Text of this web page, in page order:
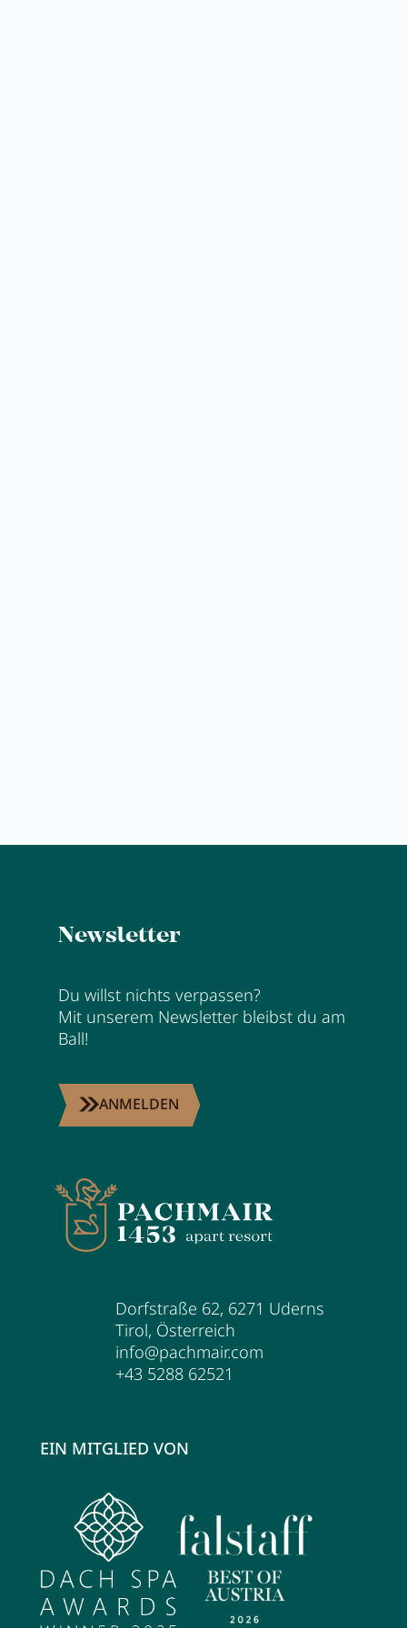
Newsletter
Du willst nichts verpassen?
Mit unserem Newsletter bleibst du am
Ball!
ANMELDEN
Dorfstraße 62, 6271 Uderns
Tirol, Österreich
info@pachmair.com
+43 5288 62521
EIN MITGLIED VON